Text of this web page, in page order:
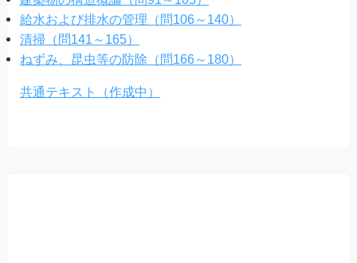
給水および排水の管理（問106～140）
清掃（問141～165）
ねずみ、昆虫等の防除（問166～180）
共通テキスト（作成中）